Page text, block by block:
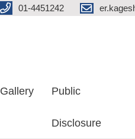
01-4451242
Gallery Public
Disclosure